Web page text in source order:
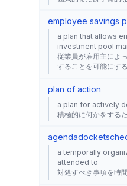
employee savings
a plan that allows
investment pool
従業員が雇用主によ
することを可能にす
plan of action
a plan for actively
積極的に何かをする
agendadocket
a temporally
attended to
対処すべき事項を時